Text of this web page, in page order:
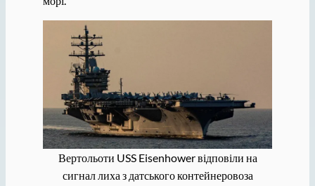
Вертольоти USS Eisenhower відповіли на
сигнал лиха з датського контейнеровоза